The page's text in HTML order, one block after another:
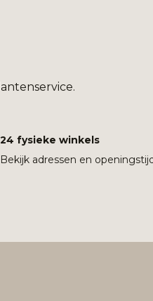
24 fysieke winkels
Bekijk adressen en